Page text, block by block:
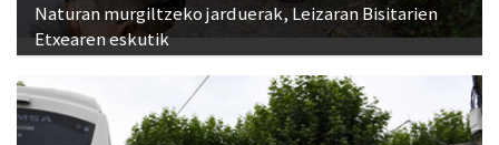
Naturan murgiltzeko jarduerak, Leizaran Bisitarien
Etxearen eskutik